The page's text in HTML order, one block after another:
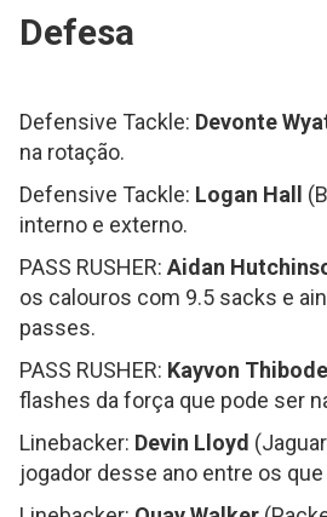
Defesa
Defensive Tackle: Devonte
na rotação.
Defensive Tackle: Logan Hall
interno e externo.
PASS RUSHER: Aidan
os calouros com 9.5 sacks e
passes.
PASS RUSHER: Kayvon
flashes da força que pode ser
Linebacker: Devin Lloyd
jogador desse ano entre os